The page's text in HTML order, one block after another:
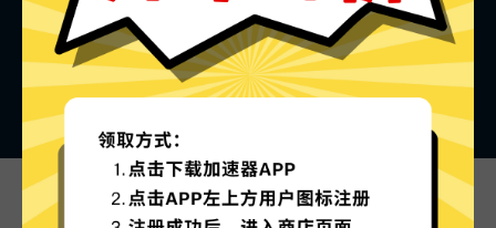
Veee加速器的特色